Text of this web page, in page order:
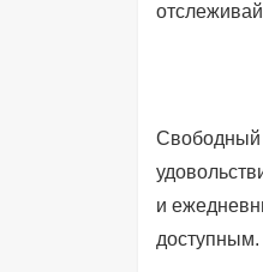
Свободный
и
доступным.